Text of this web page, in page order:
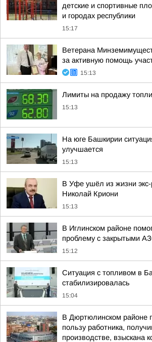
детские и спортивные
и городах республики
15:17
Ветерана
за активную помощь
15:13
Лимиты на продажу
15:13
На юге Башкирии
улучшается
15:13
В Уфе ушёл из жизни
Николай Криони
15:13
В Иглинском районе
проблему с закрытыми
15:12
Ситуация с топливом в
стабилизировалась
15:04
В Дюртюлинском районе
пользу работника,
производстве, взыскана